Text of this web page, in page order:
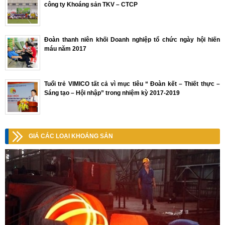
công ty Khoáng sản TKV – CTCP
Đoàn thanh niên khối Doanh nghiệp tổ chức ngày hội hiến
máu năm 2017
Tuổi trẻ VIMICO tất cả vì mục tiêu “ Đoàn kết – Thiết thực –
Sáng tạo – Hội nhập” trong nhiệm kỳ 2017-2019
GIÁ CÁC LOẠI KHOÁNG SẢN